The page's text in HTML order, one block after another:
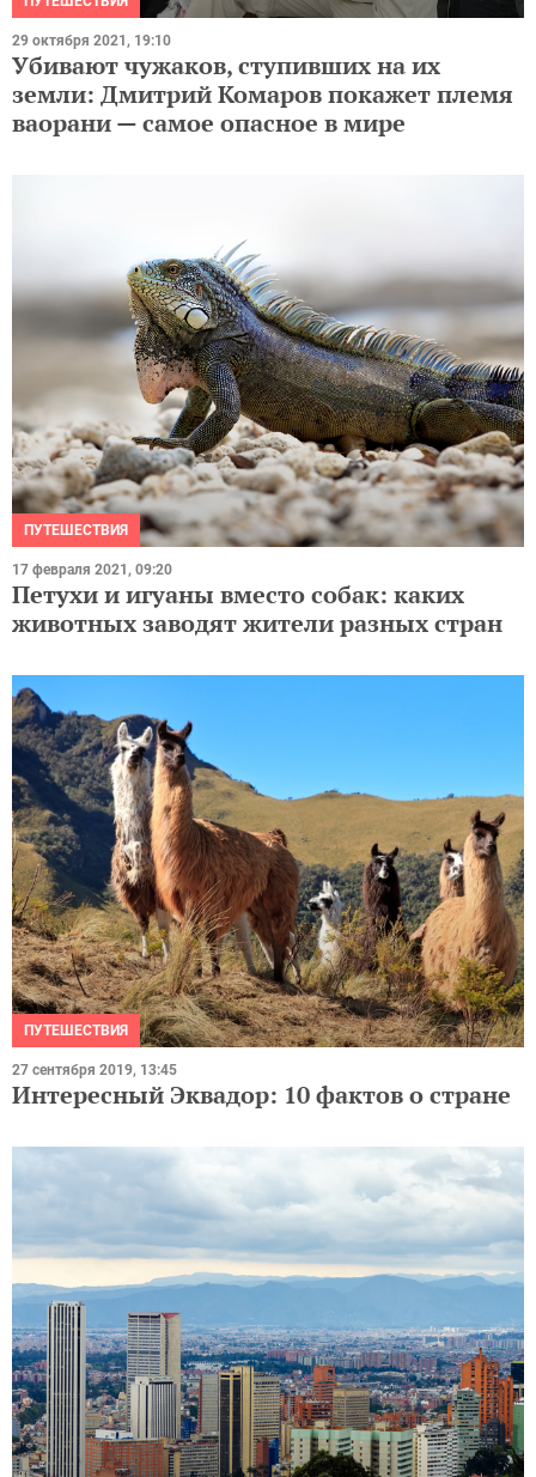
29 октября 2021, 19:10
Убивают чужаков, ступивших на их
земли: Дмитрий Комаров покажет племя
ваорани — самое опасное в мире
ПУТЕШЕСТВИЯ
17 февраля 2021, 09:20
Петухи и игуаны вместо собак: каких
животных заводят жители разных стран
ПУТЕШЕСТВИЯ
27 сентября 2019, 13:45
Интересный Эквадор: 10 фактов о стране